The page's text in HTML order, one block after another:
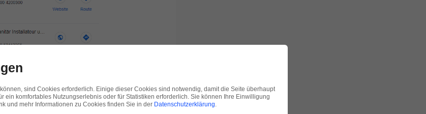
sind Cookies erforderlich. Einige dieser Cookies sind notwendig, damit die Seite überhaupt
ein komfortables Nutzungserlebnis oder für Statistiken erforderlich. Sie können Ihre Einwilligung
und mehr Informationen zu Cookies finden Sie in der Datenschutzerklärung